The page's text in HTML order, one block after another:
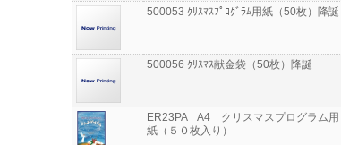
500053 ｸﾘｽﾏｽﾌﾟﾛｸﾞﾗﾑ用紙（50枚）降誕
500056 ｸﾘｽﾏｽ献金袋（50枚）降誕
ER23PA A4 クリスマスプログラム用
紙（５０枚入り）